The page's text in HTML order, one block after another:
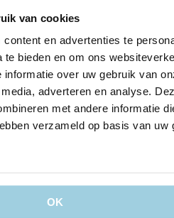
van cookies
en advertenties te
bieden en om ons
over uw gebruik van
adverteren en analyse.
met andere informatie
verzameld op basis van uw
OK
zorgpad. U
te krijgen in de
huidige
u kan helpen bij het
van
aanpakken die de
uitkomsten voor